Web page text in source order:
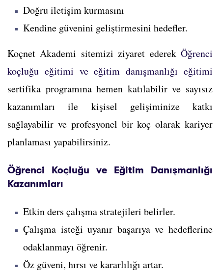
Doğru iletişim kurmasını
Kendine güvenini geliştirmesini hedefler.
Koçnet Akademi sitemizi ziyaret ederek Öğrenci
koçluğu eğitimi ve eğitim danışmanlığı eğitimi
sertifika programına hemen katılabilir ve sayısız
kazanımları ile kişisel gelişiminize katkı
sağlayabilir ve profesyonel bir koç olarak kariyer
planlaması yapabilirsiniz.
Öğrenci Koçluğu ve Eğitim Danışmanlığı
Kazanımları
Etkin ders çalışma stratejileri belirler.
Çalışma isteği uyanır başarıya ve hedeflerine
odaklanmayı öğrenir.
Öz güveni, hırsı ve kararlılığı artar.